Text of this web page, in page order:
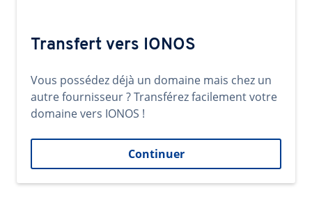
Transfert vers IONOS
Vous possédez déjà un domaine mais chez un
autre fournisseur ? Transférez facilement votre
domaine vers IONOS !
Continuer